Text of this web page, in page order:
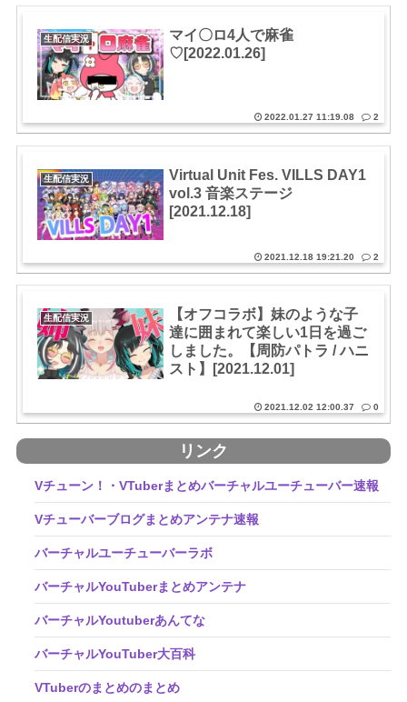
生配信実況
マイ〇ロ4人で麻雀
♡[2022.01.26]
2022.01.27 11:19.08 2
生配信実況
Virtual Unit Fes. VILLS DAY1
vol.3 音楽ステージ
[2021.12.18]
2021.12.18 19:21.20 2
生配信実況
【オフコラボ】妹のような子
達に囲まれて楽しい1日を過ご
しました。【周防パトラ / ハニ
スト】[2021.12.01]
2021.12.02 12:00.37 0
リンク
Vチューン！・VTuberまとめバーチャルユーチューバー速報
Vチューバーブログまとめアンテナ速報
バーチャルユーチューバーラボ
バーチャルYouTuberまとめアンテナ
バーチャルYoutuberあんてな
バーチャルYouTuber大百科
VTuberのまとめのまとめ